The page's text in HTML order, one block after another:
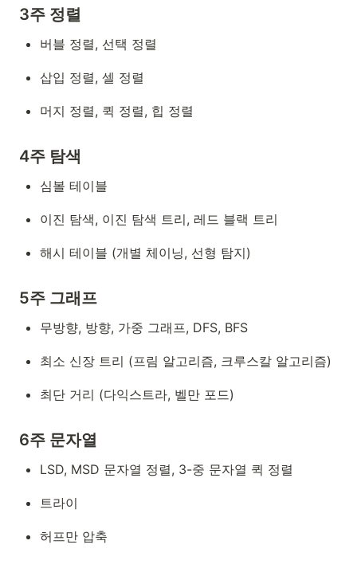
3주 정렬
버블 정렬, 선택 정렬
삽입 정렬, 셀 정렬
머지 정렬, 퀵 정렬, 힙 정렬
4주 탐색
심볼 테이블
이진 탐색, 이진 탐색 트리, 레드 블랙 트리
해시 테이블 (개별 체이닝, 선형 탐지)
5주 그래프
무방향, 방향, 가중 그래프, DFS, BFS
최소 신장 트리 (프림 알고리즘, 크루스칼 알고리즘)
최단 거리 (다익스트라, 벨만 포드)
6주 문자열
LSD, MSD 문자열 정렬, 3-중 문자열 퀵 정렬
트라이
허프만 압축